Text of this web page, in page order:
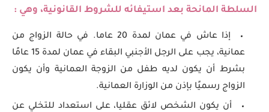
السلطة المانحة بعد استيفائه للشروط القانونية، وهي :
إذا عاش في عمان لمدة 20 عاما. في حالة الزواج من
عمانية، يجب على الرجل الأجنبي البقاء في عمان لمدة 15 عامًا
بشرط أن يكون لديه طفل من الزوجة العمانية وأن يكون
الزواج رسميًا بإذن من الوزارة العمانية.
أن يكون الشخص لائق عقليا، على استعداد للتخلي عن